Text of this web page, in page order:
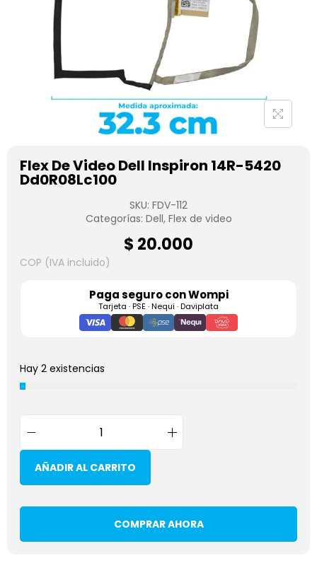
Flex De Video Dell Inspiron 14R-5420
Dd0R08Lc100
SKU: FDV-112
Categorías: Dell, Flex de video
$ 20.000
COP (IVA incluido)
Paga seguro conWompi
Tarjeta · PSE · Nequi · Daviplata
Hay 2 existencias
AÑADIR AL CARRITO
COMPRAR AHORA